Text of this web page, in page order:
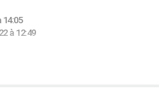
14:05
à 12:49